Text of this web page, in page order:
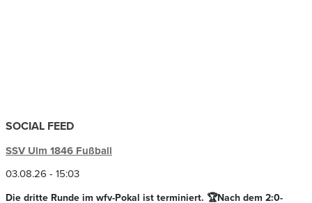
SOCIAL FEED
SSV Ulm 1846 Fußball
03.08.26 - 15:03
Die dritte Runde im wfv-Pokal ist terminiert. 🏆Nach dem 2:0-